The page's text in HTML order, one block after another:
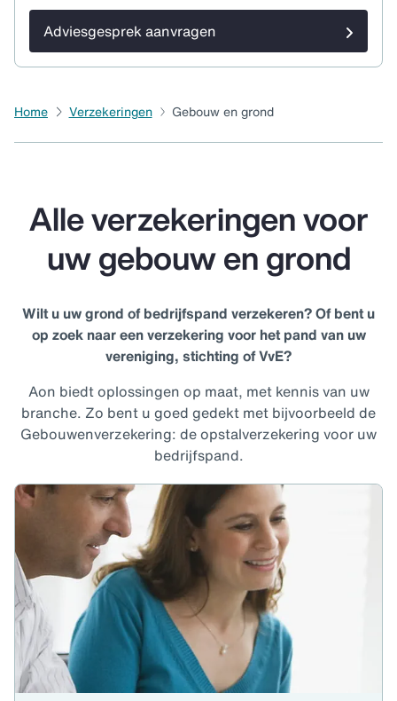
Adviesgesprek aanvragen
Home Verzekeringen Gebouw en grond
Alle verzekeringen voor
uw gebouw en grond
Wilt u uw grond of bedrijfspand verzekeren? Of bent u
op zoek naar een verzekering voor het pand van uw
vereniging, stichting of VvE?
Aon biedt oplossingen op maat, met kennis van uw
branche. Zo bent u goed gedekt met bijvoorbeeld de
Gebouwenverzekering: de opstalverzekering voor uw
bedrijfspand.